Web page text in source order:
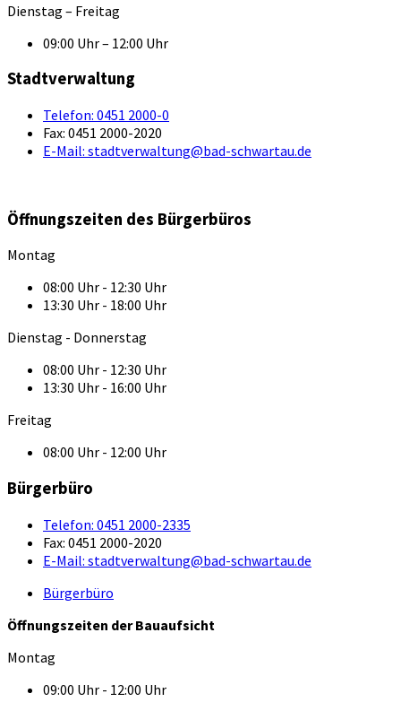
Dienstag – Freitag
09:00 Uhr – 12:00 Uhr
Stadtverwaltung
Telefon: 0451 2000-0
Fax: 0451 2000-2020
E-Mail: stadtverwaltung@bad-schwartau.de
Öffnungszeiten des Bürgerbüros
Montag
08:00 Uhr - 12:30 Uhr
13:30 Uhr - 18:00 Uhr
Dienstag - Donnerstag
08:00 Uhr - 12:30 Uhr
13:30 Uhr - 16:00 Uhr
Freitag
08:00 Uhr - 12:00 Uhr
Bürgerbüro
Telefon: 0451 2000-2335
Fax: 0451 2000-2020
E-Mail: stadtverwaltung@bad-schwartau.de
Bürgerbüro
Öffnungszeiten der Bauaufsicht
Montag
09:00 Uhr - 12:00 Uhr